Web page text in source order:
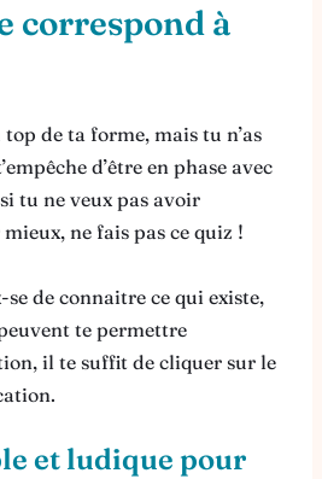
correspond à
top de ta forme, mais tu n’as
d’être en phase avec
tu ne veux pas avoir
ne fais pas ce quiz !
de connaitre ce qui existe,
te permettre
il te suffit de cliquer sur le
et ludique pour